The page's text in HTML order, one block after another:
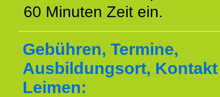
60 Minuten Zeit ein.
Gebühren, Termine,
Ausbildungsort,
Leimen: